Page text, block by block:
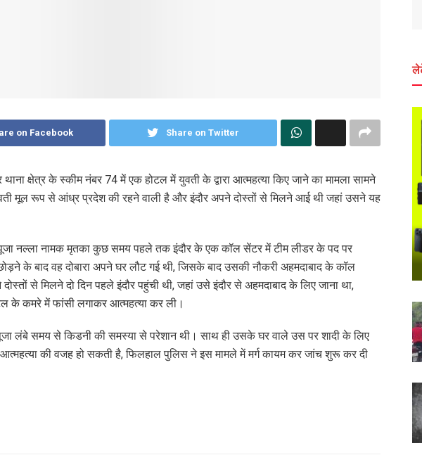
on Facebook Share on Twitter
क्षेत्र के स्कीम नंबर 74 में एक होटल में युवती के द्वारा आत्महत्या किए जाने का मामला सामने
मूल रूप से आंध्र प्रदेश की रहने वाली है और इंदौर अपने दोस्तों से मिलने आई थी जहां उसने यह
नल्ला नामक मृतका कुछ समय पहले तक इंदौर के एक कॉल सेंटर में टीम लीडर के पद पर
के बाद वह दोबारा अपने घर लौट गई थी, जिसके बाद उसकी नौकरी अहमदाबाद के कॉल
से मिलने दो दिन पहले इंदौर पहुंची थी, जहां उसे इंदौर से अहमदाबाद के लिए जाना था,
के कमरे में फांसी लगाकर आत्महत्या कर ली।
लंबे समय से किडनी की समस्या से परेशान थी। साथ ही उसके घर वाले उस पर शादी के लिए
की वजह हो सकती है, फिलहाल पुलिस ने इस मामले में मर्ग कायम कर जांच शुरू कर दी